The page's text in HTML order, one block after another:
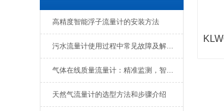
高精度智能浮子流量计的安装方法
污水流量计使用过程中常见故障及解决办法
气体在线质量流量计：精准监测，智慧管理
天然气流量计的选型方法和步骤介绍